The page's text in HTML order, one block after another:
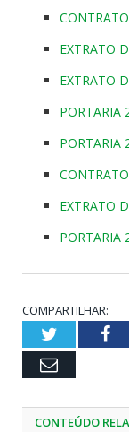
EXTRATO
EXTRATO
PORTARIA
PORTARIA
EXTRATO
PORTARIA
COMPARTILHAR:
Twitter
Email
CONTEÚDO